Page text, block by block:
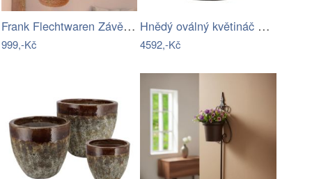
Frank Flechtwaren Závěsné obaly na…
999,-Kč
Hnědý oválný květináč na noze zdobený…
4592,-Kč